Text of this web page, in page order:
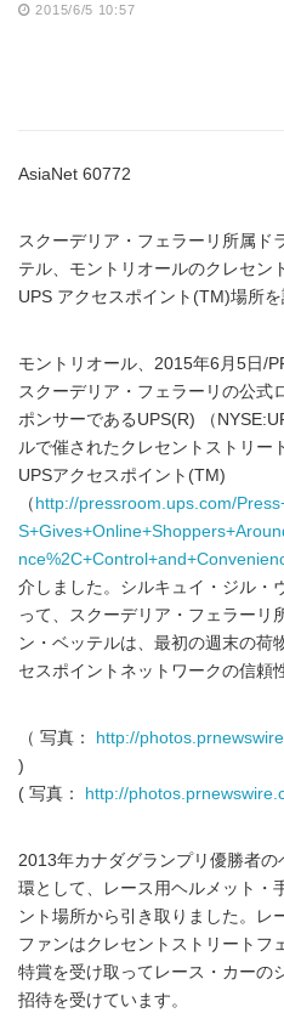
2015/6/5 10:57
AsiaNet 60772
スクーデリア・フェラーリ所属ド
テル、モントリオールのクレセン
UPS アクセスポイント(TM)場所を
モントリオール、2015年6月5日/
スクーデリア・フェラーリの公式
ポンサーであるUPS(R) （
ルで催されたクレセントストリー
UPSアクセスポイント(TM)
（ http://pressroom.ups.com/
介しました。シルキュイ・ジル・
って、スクーデリア・フェラーリ
ン・ベッテルは、最初の週末の荷
セスポイントネットワークの信頼
（ 写真：
http://
)
( 写真：
http://
2013年カナダグランプリ優勝者
環として、レース用ヘルメット・
ント場所から引き取りました。レ
ファンはクレセントストリートフ
特賞を受け取ってレース・カーの
招待を受けています。